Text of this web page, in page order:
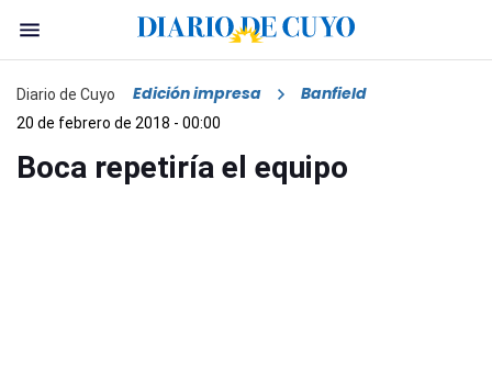
Diario de Cuyo Edición impresa Banfield
20 de febrero de 2018 - 00:00
Boca repetiría el equipo